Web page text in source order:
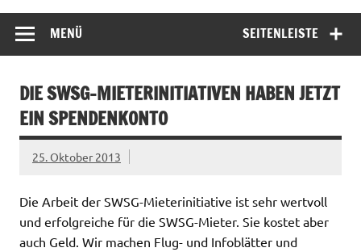
verteidigen
SEITENLEISTE
MENÜ
DIE SWSG-MIETERINITIATIVEN HABEN JETZT
EIN SPENDENKONTO
25. Oktober 2013
Die Arbeit der SWSG-Mieterinitiative ist sehr wertvoll
und erfolgreiche für die SWSG-Mieter. Sie kostet aber
auch Geld. Wir machen Flug- und Infoblätter und